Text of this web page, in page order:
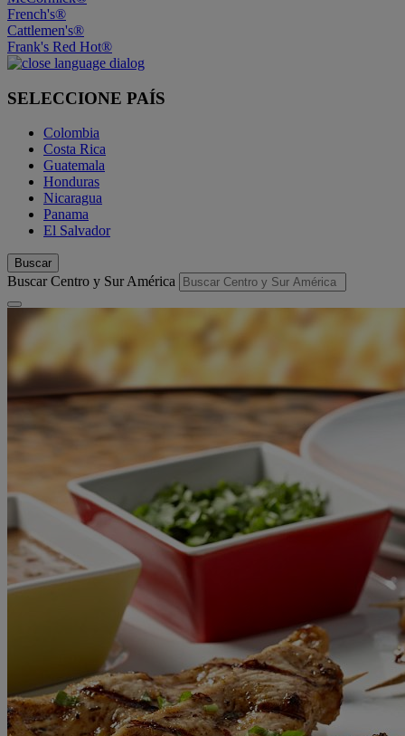
French's®
Cattlemen's®
Frank's Red Hot®
SELECCIONE PAÍS
Colombia
Costa Rica
Guatemala
Honduras
Nicaragua
Panama
El Salvador
Buscar
Buscar Centro y Sur América